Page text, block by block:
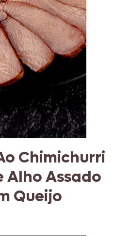
Chimichurri
Alho Assado
Queijo